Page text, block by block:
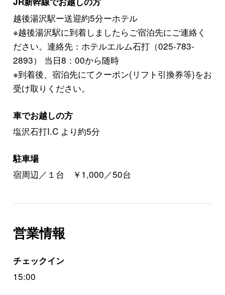
越後湯沢駅ー送迎約5分ーホテル
※越後湯沢駅に到着しましたらご宿泊先にご連絡く
ださい。連絡先：ホテルエルム石打（025-783-
2893） 当日8：00から随時
※到着後、宿泊先にてクーポン(リフト引換券等)をお
受け取りください。
車でお越しの方
塩沢石打I.C より約5分
駐車場
宿周辺／１台 ￥1,000／50台
営業情報
チェックイン
15:00